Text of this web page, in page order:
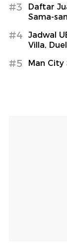
#3
Daftar
Sama-
#4
Jadwal
Villa,
#5 Man City